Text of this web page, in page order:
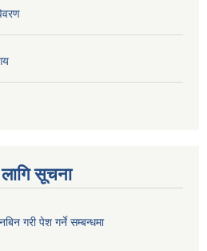
सूचना
गरी पेश गर्ने सम्बन्धमा